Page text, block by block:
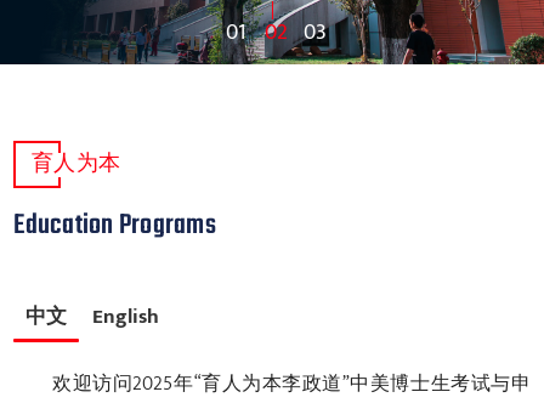
01 02 03
育人为本
Education Programs
中文 English
欢迎访问2025年“育人为本李政道”中美博士生考试与申